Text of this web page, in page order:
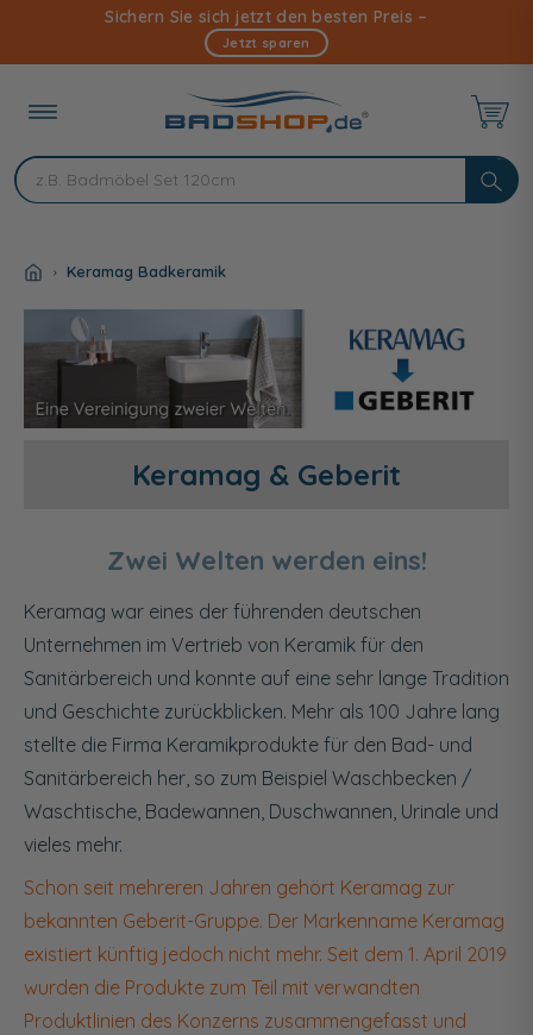
Inhalt
Sichern Sie sich jetzt den besten Preis –
Jetzt sparen
Keramag Badkeramik
Keramag & Geberit
Zwei Welten werden eins!
Keramag war eines der führenden deutschen
Unternehmen im Vertrieb von Keramik für den
Sanitärbereich und konnte auf eine sehr lange Tradition
und Geschichte zurückblicken. Mehr als 100 Jahre lang
stellte die Firma Keramikprodukte für den Bad- und
Sanitärbereich her, so zum Beispiel Waschbecken /
Waschtische, Badewannen, Duschwannen, Urinale und
vieles mehr.
Schon seit mehreren Jahren gehört Keramag zur
bekannten Geberit-Gruppe. Der Markenname Keramag
existiert künftig jedoch nicht mehr. Seit dem 1. April 2019
wurden die Produkte zum Teil mit verwandten
Produktlinien des Konzerns zusammengefasst und